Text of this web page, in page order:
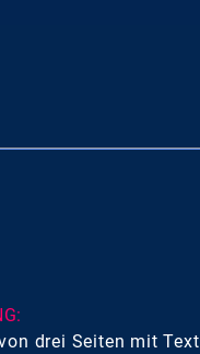
drei Seiten mit Text